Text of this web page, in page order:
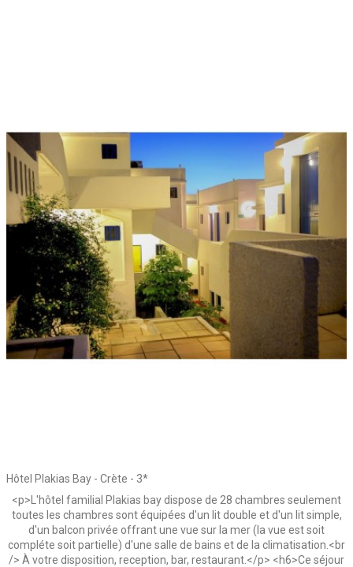
Hôtel Plakias Bay - Crète - 3*
<p>L'hôtel familial Plakias bay dispose de 28 chambres seulement
toutes les chambres sont équipées d'un lit double et d'un lit simple,
d'un balcon privée offrant une vue sur la mer (la vue est soit
compléte soit partielle) d'une salle de bains et de la climatisation.<br
/> À votre disposition, reception, bar, restaurant.</p> <h6>Ce séjour